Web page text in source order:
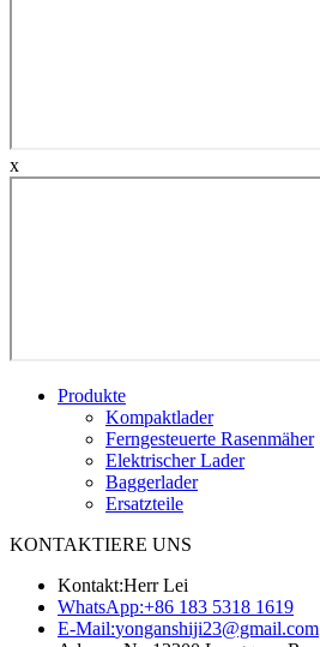
x
Produkte
Kompaktlader
Ferngesteuerte Rasenmäher
Elektrischer Lader
Baggerlader
Ersatzteile
KONTAKTIERE UNS
Kontakt:Herr Lei
WhatsApp:+86 183 5318 1619
E-Mail:yonganshiji23@gmail.com